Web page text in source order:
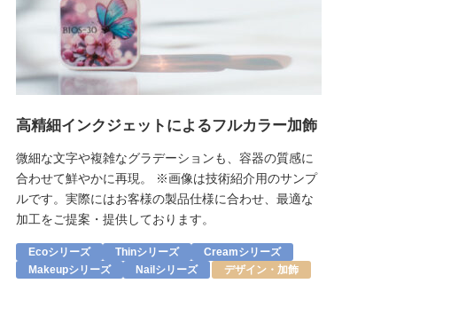
高精細インクジェットによるフルカラー加飾
微細な文字や複雑なグラデーションも、容器の質感に
合わせて鮮やかに再現。 ※画像は技術紹介用のサンプ
ルです。実際にはお客様の製品仕様に合わせ、最適な
加工をご提案・提供しております。
Ecoシリーズ Thinシリーズ
Creamシリーズ
Makeupシリーズ
Nailシリーズ デザイン・加飾